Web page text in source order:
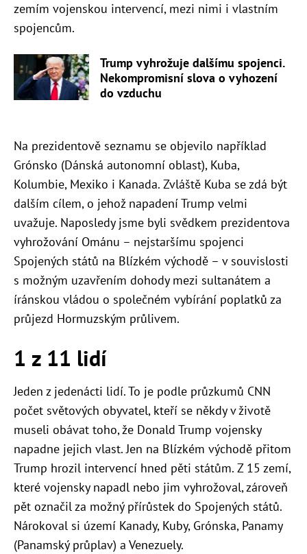
zemím vojenskou intervencí, mezi nimi i vlastním
spojencům.
Trump vyhrožuje dalšímu spojenci.
Nekompromisní slova o vyhození
do vzduchu
Na prezidentově seznamu se objevilo například
Grónsko (Dánská autonomní oblast), Kuba,
Kolumbie, Mexiko i Kanada. Zvláště Kuba se zdá být
dalším cílem, o jehož napadení Trump velmi
uvažuje. Naposledy jsme byli svědkem prezidentova
vyhrožování Ománu – nejstaršímu spojenci
Spojených států na Blízkém východě – v souvislosti
s možným uzavřením dohody mezi sultanátem a
íránskou vládou o společném vybírání poplatků za
průjezd Hormuzským průlivem.
1 z 11 lidí
Jeden z jedenácti lidí. To je podle průzkumů CNN
počet světových obyvatel, kteří se někdy v životě
museli obávat toho, že Donald Trump vojensky
napadne jejich vlast. Jen na Blízkém východě přitom
Trump hrozil intervencí hned pěti státům. Z 15 zemí,
které vojensky napadl nebo jim vyhrožoval, zároveň
pět označil za možný přírůstek do Spojených států.
Nárokoval si území Kanady, Kuby, Grónska, Panamy
(Panamský průplav) a Venezuely.